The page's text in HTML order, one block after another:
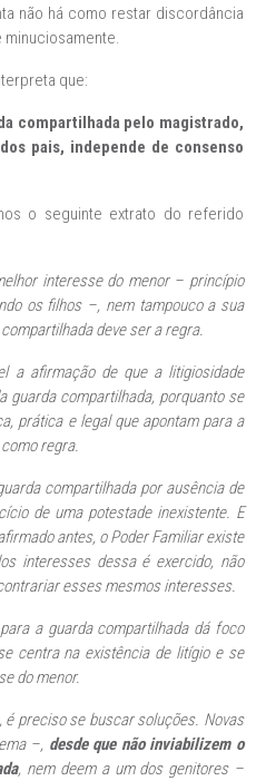
não há como restar discordância
que:
compartilhada pelo magistrado,
pais, independe de consenso
o seguinte extrato do referido
interesse do menor – princípio
os filhos –, nem tampouco a sua
deve ser a regra.
a afirmação de que a litigiosidade
guarda compartilhada, porquanto se
prática e legal que apontam para a
regra.
compartilhada por ausência de
de uma potestade inexistente. E
antes, o Poder Familiar existe
interesses dessa é exercido, não
esses mesmos interesses.
a guarda compartilhada dá foco
centra na existência de litígio e se
do menor.
preciso se buscar soluções. Novas
–, desde que não inviabilizem o
, nem deem a um dos genitores –